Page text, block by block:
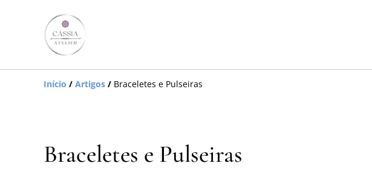
Início / Artigos / Braceletes e Pulseiras
Braceletes e Pulseiras